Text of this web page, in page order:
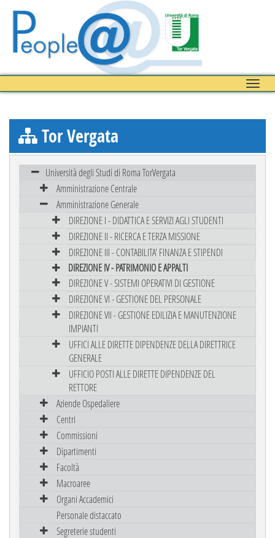
Toggle
Tor Vergata
Università degli Studi di Roma TorVergata
Amministrazione Centrale
Amministrazione Generale
DIREZIONE I - DIDATTICA E SERVIZI AGLI STUDENTI
DIREZIONE II - RICERCA E TERZA MISSIONE
DIREZIONE III - CONTABILITA' FINANZA E STIPENDI
DIREZIONE IV - PATRIMONIO E APPALTI
DIREZIONE V - SISTEMI OPERATIVI DI GESTIONE
DIREZIONE VI - GESTIONE DEL PERSONALE
DIREZIONE VII - GESTIONE EDILIZIA E MANUTENZIONE
IMPIANTI
UFFICI ALLE DIRETTE DIPENDENZE DELLA DIRETTRICE
GENERALE
UFFICIO POSTI ALLE DIRETTE DIPENDENZE DEL
RETTORE
Aziende Ospedaliere
Centri
Commissioni
Dipartimenti
Facoltà
Macroaree
Organi Accademici
Personale distaccato
Segreterie studenti